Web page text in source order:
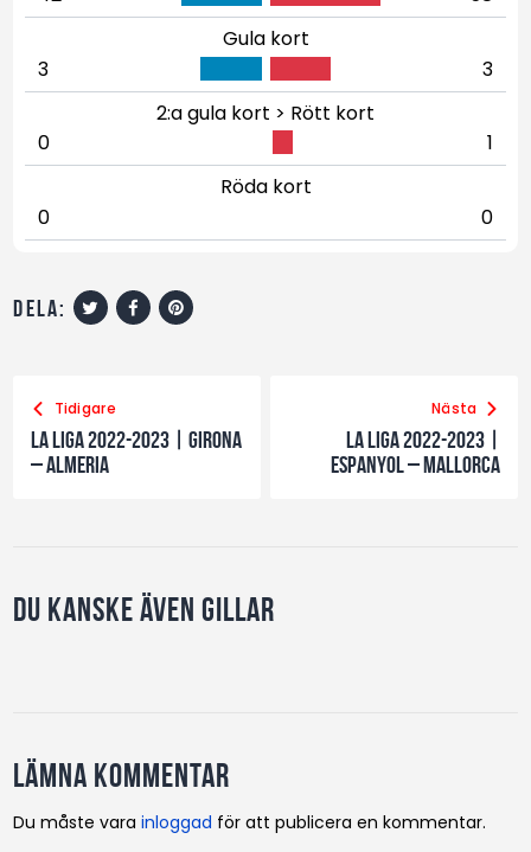
Gula kort
3
3
2:a gula kort > Rött kort
0
1
Röda kort
0
0
dela:
Tidigare
La Liga 2022-2023 | Girona
– Almeria
Nästa
La Liga 2022-2023 |
Espanyol – Mallorca
Du kanske även gillar
Lämna kommentar
Du måste varainloggad för att publicera en kommentar.